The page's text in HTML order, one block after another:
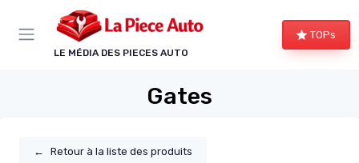
LE MÉDIA DES PIECES AUTO
TOPs
Gates
← Retour à la liste des produits
Panneau de gestion des cookies